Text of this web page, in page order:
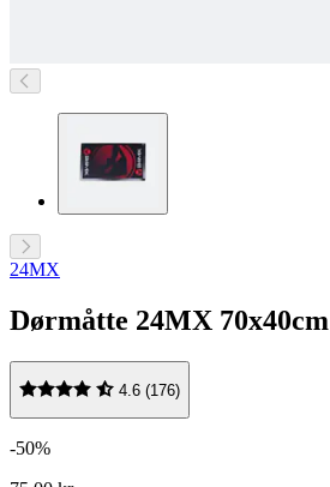
24MX
Dørmåtte 24MX 70x40cm
4.6 (176)
-50%